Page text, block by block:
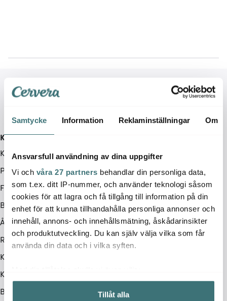
Samtycke Information Reklaminställningar Om
Ansvarsfull användning av dina uppgifter
Vi och våra 27 partners behandlar din personliga data,
som t.ex. ditt IP-nummer, och använder teknologi såsom
cookies för att lagra och få tillgång till information på din
enhet för att kunna tillhandahålla personliga annonser och
innehåll, annons- och innehållsmätning, åskådarinsikter
och produktutveckling. Du kan själv välja vilka som får
använda din data och i vilka syften.
Samla in information om din geografiska plats som
kan ha en noggrannhet på upp till flera meter
Tillåt alla
Kundservice
Kontakta oss / FAQ
Presentkort
Frakt & leverans
Betalningsalternativ
Ångerrätt
Retur & Reklamation
Köpvillkor
Kampanjvillkor
BRA DEAL